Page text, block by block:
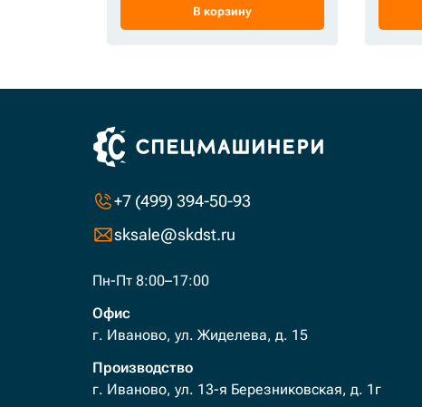
В корзину
+7 (499) 394-50-93
sksale@skdst.ru
Пн-Пт 8:00–17:00
Офис
г. Иваново, ул. Жиделева, д. 15
Производство
г. Иваново, ул. 13-я Березниковская, д. 1г